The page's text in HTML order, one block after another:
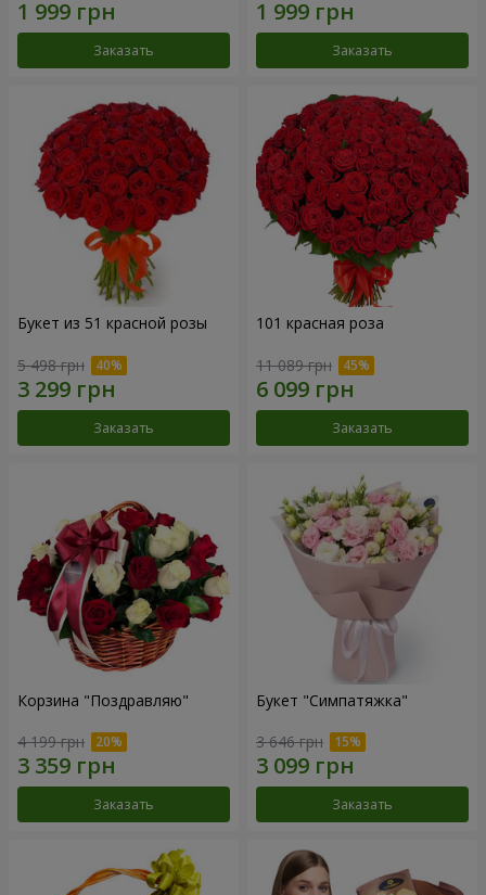
Заказать Заказать
Букет из 51 красной розы
5 498 грн
Заказать
101 красная роза
11 089 грн
Заказать
Корзина "Поздравляю"
4 199 грн
Заказать
Букет "Симпатяжка"
3 646 грн
Заказать